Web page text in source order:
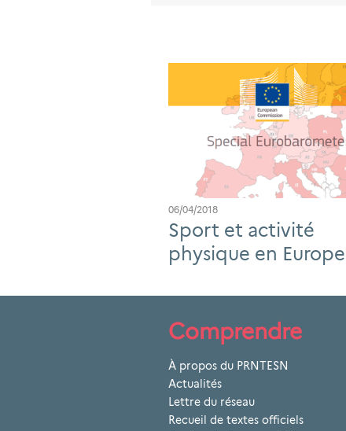
06/04/2018
Sport et activité
physique en Europe
Comprendre
À propos du PRNTESN
Actualités
Lettre du réseau
Recueil de textes officiels